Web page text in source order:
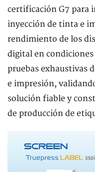
certificación G7 para
inyección de tinta e
rendimiento de los
digital en
pruebas exhaustivas
e impresión,
solución fiable y
de producción de